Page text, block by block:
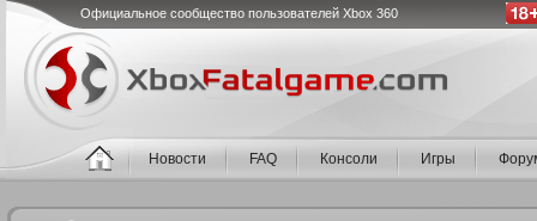
Официальное сообщество пользователей Xbox 360
Новости FAQ Консоли Игры